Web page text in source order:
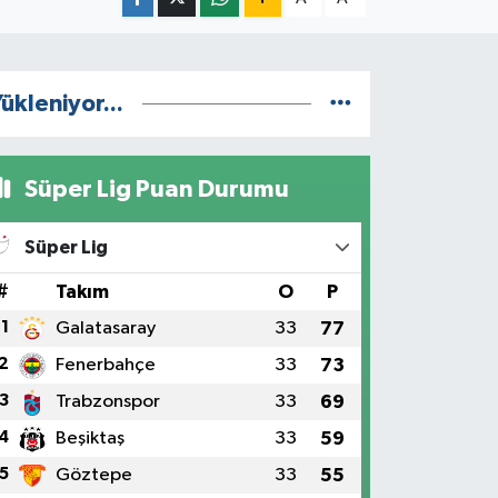
Süper Lig Puan Durumu
Süper Lig
Takım O P
1 Galatasaray 33 77
Fenerbahçe 33 73
3 Trabzonspor 33 69
Beşiktaş 33 59
5 Göztepe 33 55